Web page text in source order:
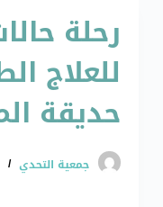
رحلة
للعلاج
حديقة
جمعية التحدي